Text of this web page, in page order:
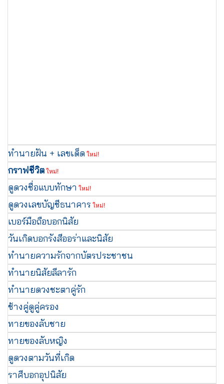
ทำนายฝัน + เลขเด็ด ใหม่!
กราฟชีวิต ใหม่!
ดูดวงชื่อแบบทักษา ใหม่!
ดูดวงเลขบัญชีธนาคาร ใหม่!
เบอร์มือถือบอกนิสัย
วันเกิดบอกรังสีออร่าและนิสัย
ทำนายความรักจากบัตรประชาชน
ทำนายนิสัยลีลารัก
ทำนายดวงชะตาคู่รัก
ช้างคู่ดูคู่ครอง
ทายของลับชาย
ทายของลับหญิง
ดูดวงตามวันที่เกิด
ราศีบอกอุปนิสัย